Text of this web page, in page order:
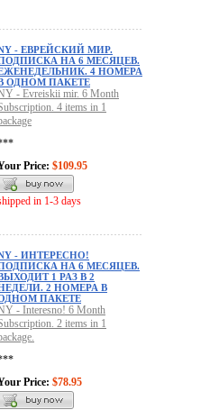
- ЕВРЕЙСКИЙ МИР.
НА 6 МЕСЯЦЕВ.
4 НОМЕРА
ОДНОМ ПАКЕТЕ
- Evreiskii mir. 6 Month
4 items in 1
Price: $109.95
in 1-3 days
- ИНТЕРЕСНО!
НА 6 МЕСЯЦЕВ.
1 РАЗ В 2
2 НОМЕРА В
ПАКЕТЕ
- Interesno! 6 Month
2 items in 1
Price: $78.95